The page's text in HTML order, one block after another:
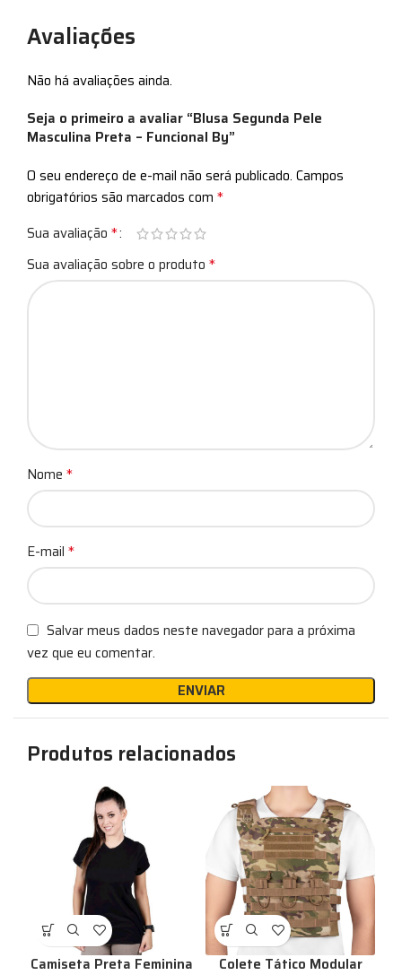
Avaliações
Não há avaliações ainda.
Seja o primeiro a avaliar “Blusa Segunda Pele
Masculina Preta – Funcional By”
O seu endereço de e-mail não será publicado. Campos
obrigatórios são marcados com *
Sua avaliação *
Sua avaliação sobre o produto *
Nome *
E-mail *
Salvar meus dados neste navegador para a próxima
vez que eu comentar.
Produtos relacionados
Camiseta Preta Feminina
Colete Tático Modular